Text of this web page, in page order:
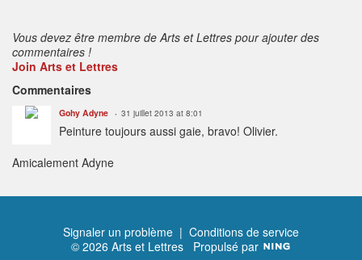
Vous devez être membre de Arts et Lettres pour ajouter des
commentaires !
Join Arts et Lettres
Commentaires
Gohy Adyne 31 juillet 2013 at 8:01
Peinture toujours aussi gaie, bravo! Olivier.
Amicalement Adyne
Signaler un problème | Conditions de service
© 2026 Arts et Lettres Propulsé par